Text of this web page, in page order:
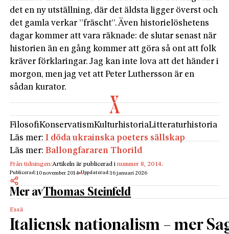
det en ny utställning, där det äldsta ligger överst och
det gamla verkar ”fräscht”. Även historielöshetens
dagar kommer att vara räknade: de slutar senast när
historien än en gång kommer att göra så ont att folk
kräver förklaringar. Jag kan inte lova att det händer i
morgon, men jag vet att Peter Luthersson är en
sådan kurator.
FilosofiKonservatismKulturhistoriaLitteraturhistoria
Läs mer:I döda ukrainska poeters sällskap
Läs mer:Ballongfararen Thorild
Från tidningen:Artikeln är publicerad inummer 8, 2014.
Publicerad:10 november 2014 Uppdaterad:16 januari 2026
Mer avThomas Steinfeld
Essä
Italiensk nationalism – mer